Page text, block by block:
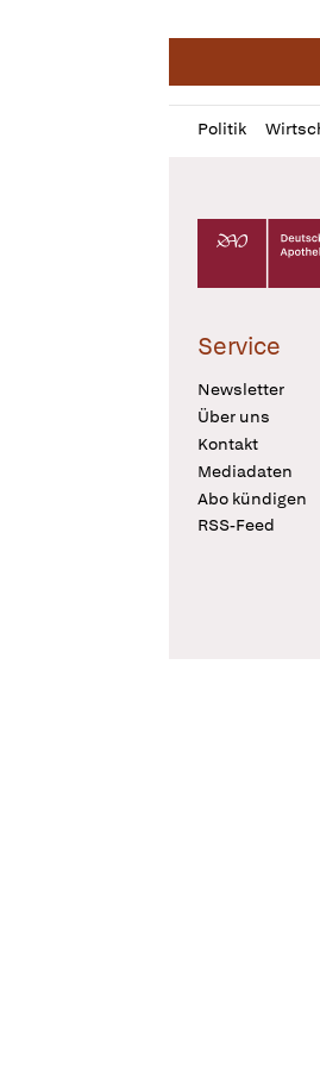
Politik
Profil
öffnen
Daz
Pur
Deutscher
Service
Newsletter
Über uns
Kontakt
Mediadaten
Abo kündigen
RSS-Feed